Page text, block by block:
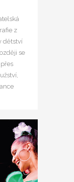
z
dětství
se